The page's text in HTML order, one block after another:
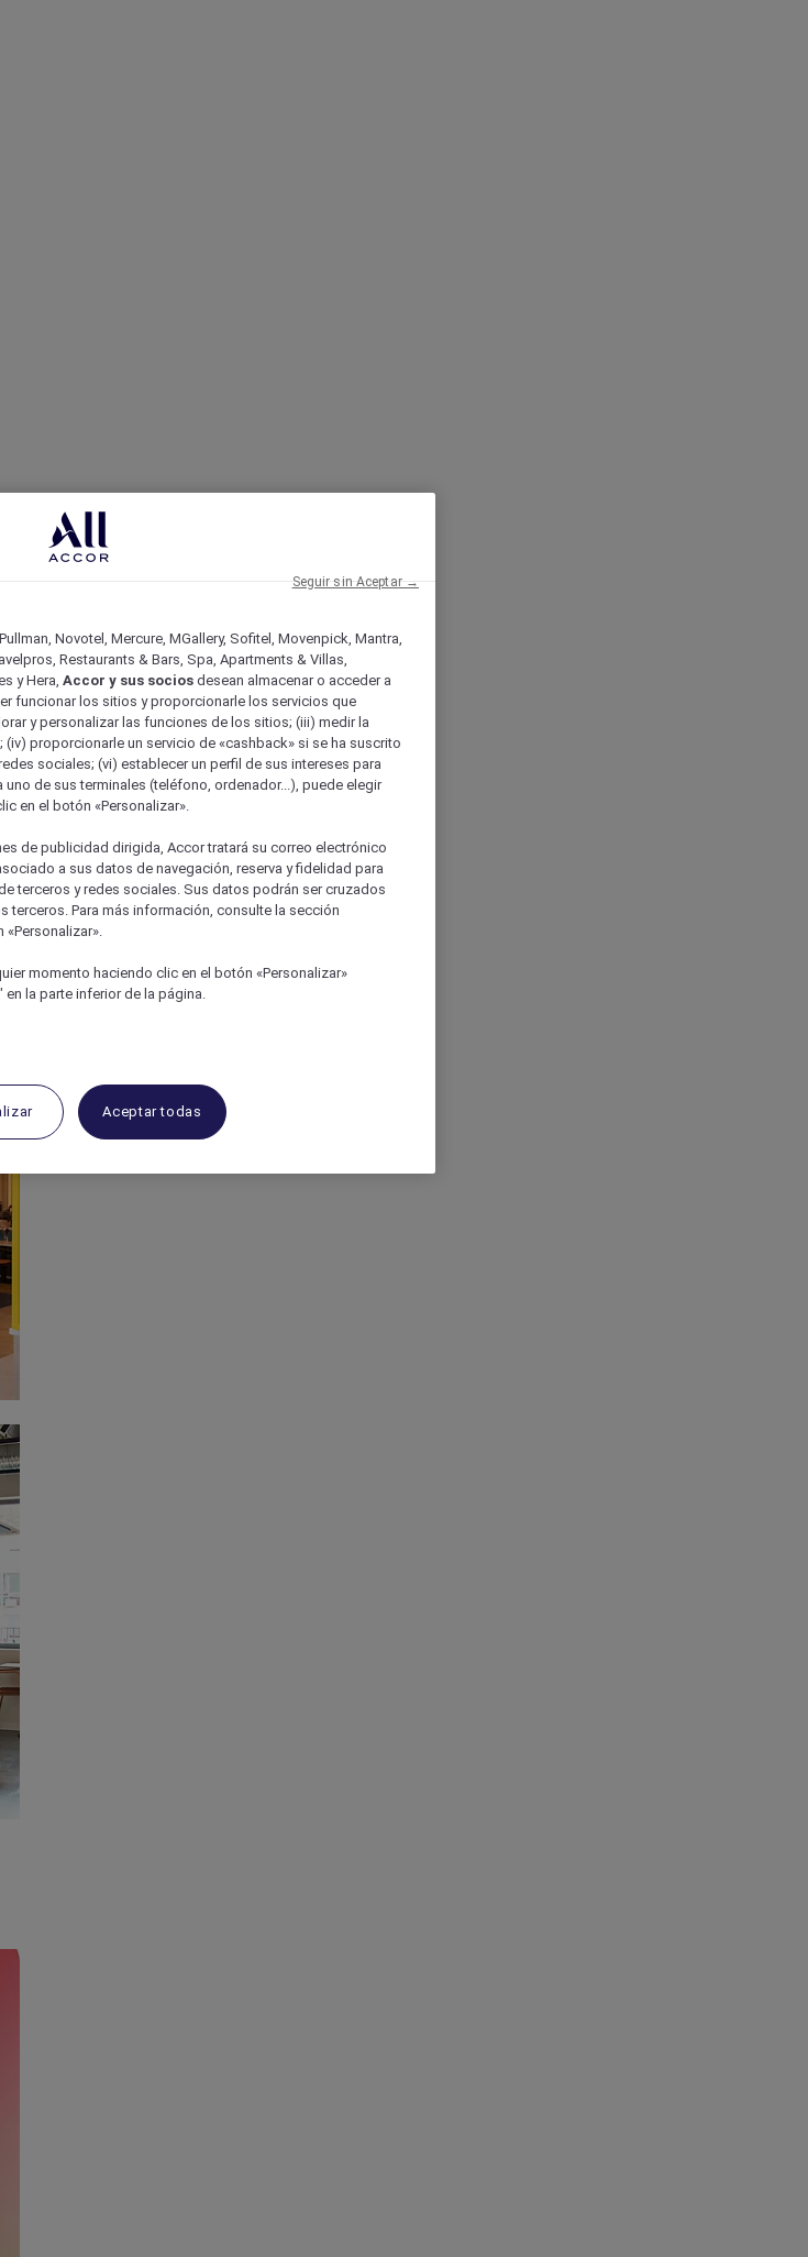
Novotel, Mercure, MGallery, Sofitel, Movenpick, Mantra,
Restaurants & Bars, Spa, Apartments & Villas,
y Hera, Accor y sus socios desean almacenar o acceder a
funcionar los sitios y proporcionarle los servicios que
y personalizar las funciones de los sitios; (iii) medir la
proporcionarle un servicio de «cashback» si se ha suscrito
sociales; (vi) establecer un perfil de sus intereses para
de sus terminales (teléfono, ordenador...), puede elegir
en el botón «Personalizar».
de publicidad dirigida, Accor tratará su correo electrónico
a sus datos de navegación, reserva y fidelidad para
terceros y redes sociales. Sus datos podrán ser cruzados
Para más información, consulte la sección
momento haciendo clic en el botón «Personalizar»
la parte inferior de la página.
Aceptar todas
Seguir sin Aceptar →